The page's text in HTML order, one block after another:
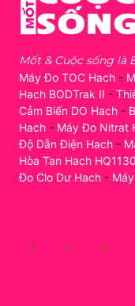
Mốt & Cuộc sống là
Máy Đo TOC Hach -
Hach BODTrak II -
Cảm Biến DO Hach -
Hach - Máy Đo Nitrat
Độ Dẫn Điện Hach -
Hòa Tan Hach HQ1130
Đo Clo Dư Hach -